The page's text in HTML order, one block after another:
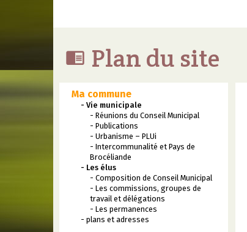
 Plan du site
Ma commune
- Vie municipale
- Réunions du Conseil Municipal
- Publications
- Urbanisme – PLUi
- Intercommunalité et Pays de
Brocéliande
- Les élus
- Composition de Conseil Municipal
- Les commissions, groupes de
travail et délégations
- Les permanences
- plans et adresses